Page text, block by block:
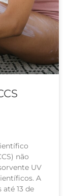
não
UV
A
13 de